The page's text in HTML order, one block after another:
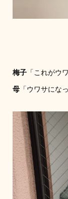
梅子「これがウ
母「ウワサにな